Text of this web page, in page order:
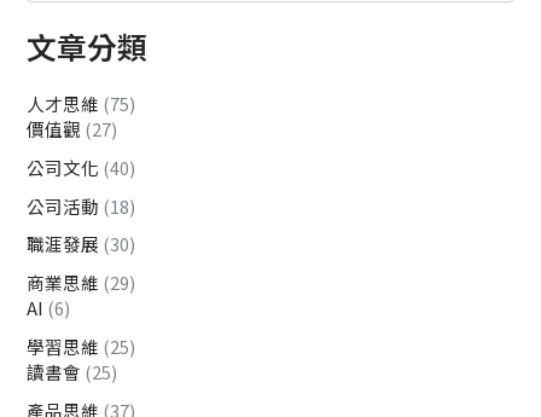
文章分類
人才思維 (75)
價值觀 (27)
公司文化 (40)
公司活動 (18)
職涯發展 (30)
商業思維 (29)
AI (6)
學習思維 (25)
讀書會 (25)
產品思維 (37)